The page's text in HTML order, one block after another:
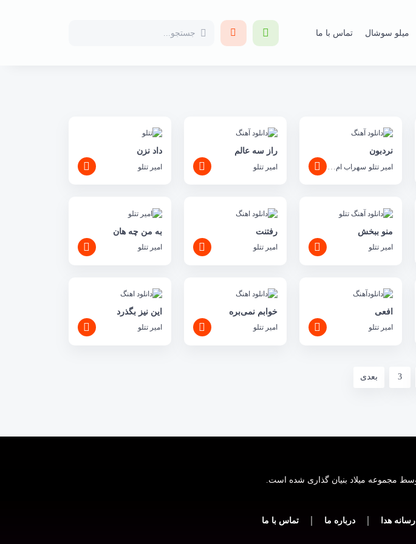
میلو سوشال تماس با ما
نردبون
امیر تتلو سهراب ام جی
راز سه عالم
امیر تتلو
داد نزن
امیر تتلو
منو ببخش
امیر تتلو
رفتنت
امیر تتلو
به من چه هان
امیر تتلو
افعی
امیر تتلو
خوابم نمی‌بره
امیر تتلو
این نیز بگذرد
امیر تتلو
3 بعدی
رسانه هدا درباره ما تماس با ما